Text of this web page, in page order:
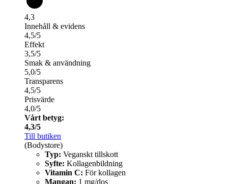
4,3
Innehåll & evidens
4,5/5
Effekt
3,5/5
Smak & användning
5,0/5
Transparens
4,5/5
Prisvärde
4,0/5
Vårt betyg:
4,3/5
Till butiken
(Bodystore)
Typ: Veganskt tillskott
Syfte: Kollagenbildning
Vitamin C: För kollagen
Mangan: 1 mg/dos